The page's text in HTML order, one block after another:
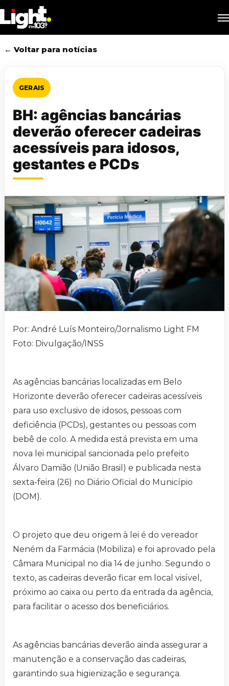
to
main
content
← Voltar para notícias
GERAIS
BH: agências bancárias
deverão oferecer cadeiras
acessíveis para idosos,
gestantes e PCDs
Por: André Luís Monteiro/Jornalismo Light FM
Foto: Divulgação/INSS
As agências bancárias localizadas em Belo
Horizonte deverão oferecer cadeiras acessíveis
para uso exclusivo de idosos, pessoas com
deficiência (PCDs), gestantes ou pessoas com
bebê de colo. A medida está prevista em uma
nova lei municipal sancionada pelo prefeito
Álvaro Damião (União Brasil) e publicada nesta
sexta-feira (26) no Diário Oficial do Município
(DOM).
O projeto que deu origem à lei é do vereador
Neném da Farmácia (Mobiliza) e foi aprovado pela
Câmara Municipal no dia 14 de junho. Segundo o
texto, as cadeiras deverão ficar em local visível,
próximo ao caixa ou perto da entrada da agência,
para facilitar o acesso dos beneficiários.
As agências bancárias deverão ainda assegurar a
manutenção e a conservação das cadeiras,
garantindo sua higienização e segurança.